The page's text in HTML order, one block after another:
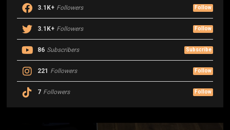
3.1K+ Followers Follow
3.1K+ Followers Follow
86 Subscribers Subscribe
221 Followers Follow
7 Followers Follow